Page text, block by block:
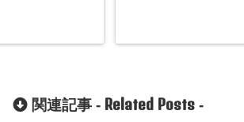
関連記事 - Related Posts-